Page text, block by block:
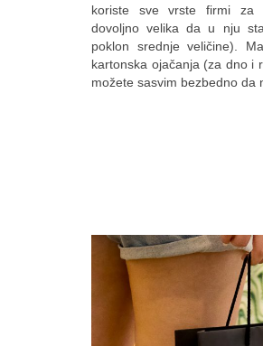
koriste sve vrste firmi za
dovoljno velika da u nju
poklon srednje veličine).
kartonska ojačanja (za dno i
možete sasvim bezbedno da